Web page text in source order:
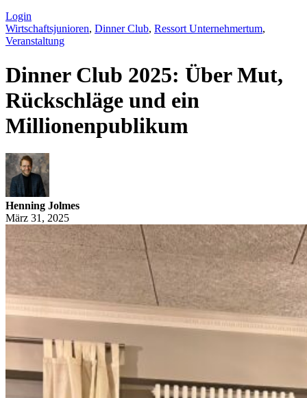
Login
Wirtschaftsjunioren, Dinner Club, Ressort Unternehmertum,
Veranstaltung
Dinner Club 2025: Über Mut,
Rückschläge und ein
Millionenpublikum
Henning Jolmes
März 31, 2025